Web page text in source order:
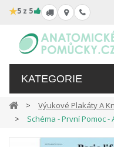
★5 z 5
KATEGORIE
Výukové Plakáty A
Schéma - První Pomoc -